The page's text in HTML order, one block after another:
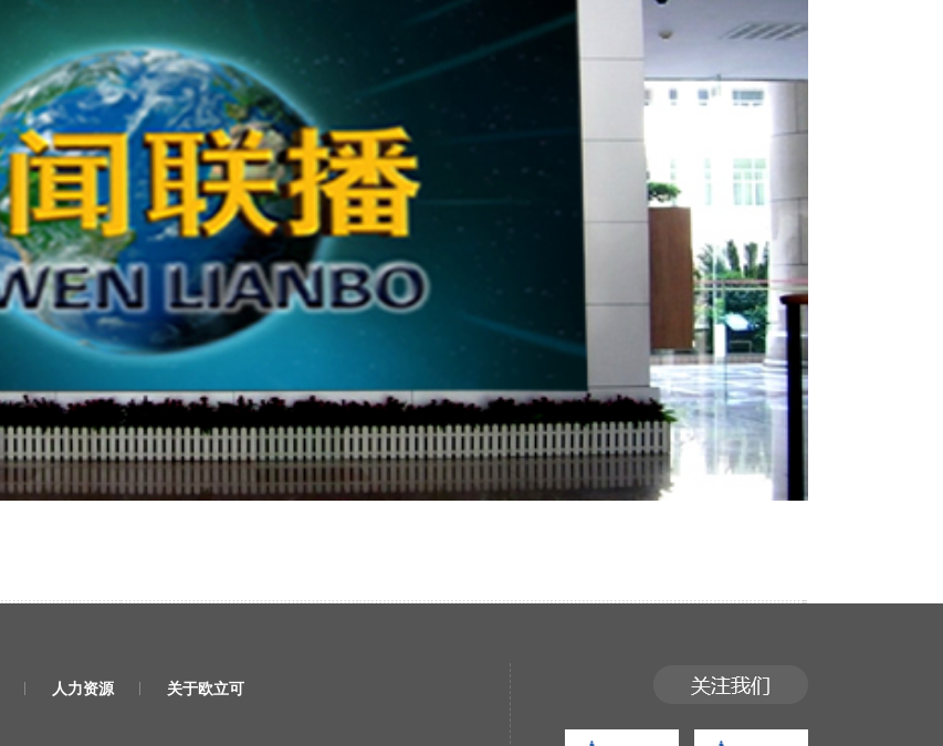
人力资源 关于欧立可